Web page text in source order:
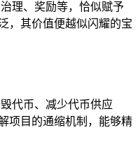
理、奖励等，恰似赋予
，其价值便越似闪耀的宝
代币、减少代币供应
项目的通缩机制，能够精